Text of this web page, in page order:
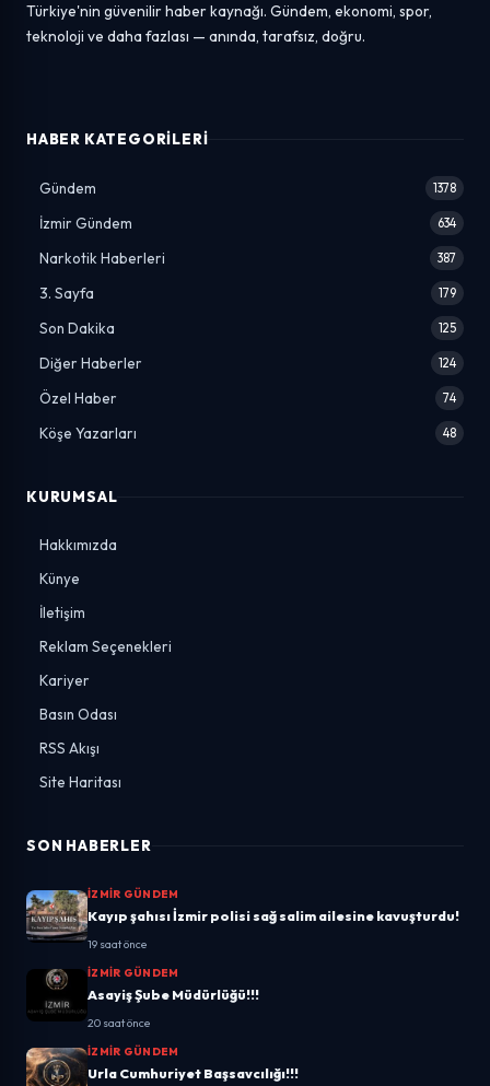
Türkiye'nin güvenilir haber kaynağı. Gündem, ekonomi, spor,
teknoloji ve daha fazlası — anında, tarafsız, doğru.
HABER KATEGORILERI
Gündem 1378
İzmir Gündem 634
Narkotik Haberleri 387
3. Sayfa 179
Son Dakika 125
Diğer Haberler 124
Özel Haber 74
Köşe Yazarları 48
KURUMSAL
Hakkımızda
Künye
İletişim
Reklam Seçenekleri
Kariyer
Basın Odası
RSS Akışı
Site Haritası
SON HABERLER
İZMIR GÜNDEM
Kayıp şahısı İzmir polisi sağ salim ailesine kavuşturdu!
19 saat önce
İZMIR GÜNDEM
Asayiş Şube Müdürlüğü!!!
20 saat önce
İZMIR GÜNDEM
Urla Cumhuriyet Başsavcılığı!!!